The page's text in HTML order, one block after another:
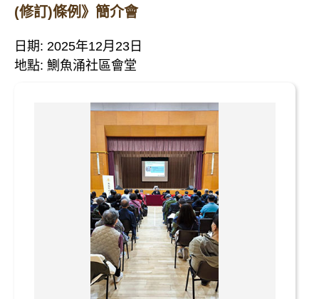
(修訂)條例》簡介會
日期: 2025年12月23日
地點: 鰂魚涌社區會堂